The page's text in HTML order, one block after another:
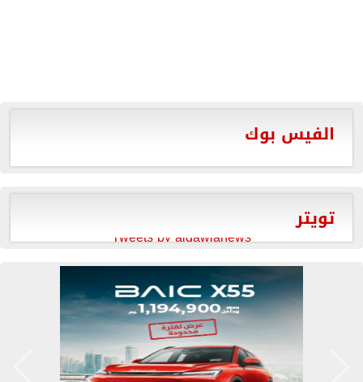
الفيس بوك
تويتر
Tweets by aldawlanews